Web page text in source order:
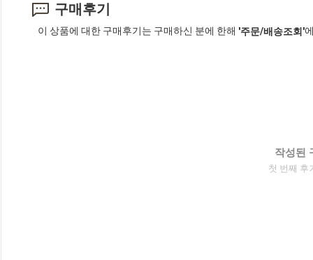
구매후기
이 상품에 대한 구매후기는 구매하신 분에 한해 '주문/배송조회'
작성된
첫 번째 후